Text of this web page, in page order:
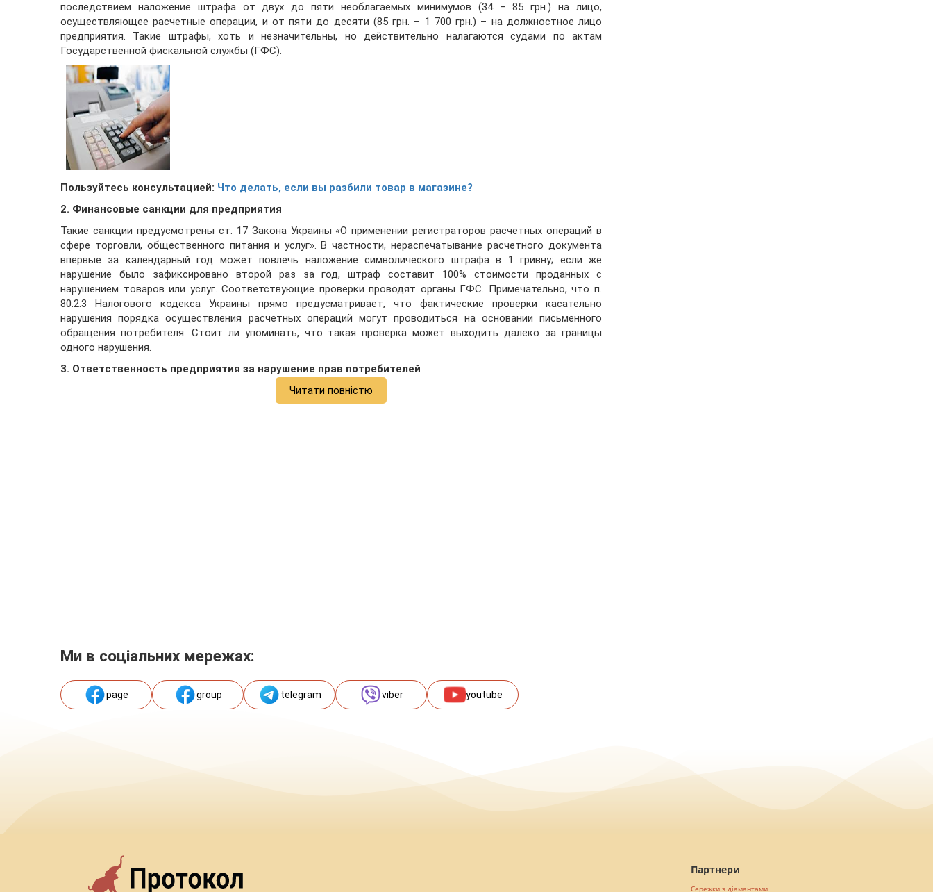
последствием наложение штрафа от двух до пяти необлагаемых минимумов (34 – 85 грн.) на лицо,
осуществляющее расчетные операции, и от пяти до десяти (85 грн. – 1 700 грн.) – на должностное лицо
предприятия. Такие штрафы, хоть и незначительны, но действительно налагаются судами по актам
Государственной фискальной службы (ГФС).
Пользуйтесь консультацией: Что делать, если вы разбили товар в магазине?
2. Финансовые санкции для предприятия
Такие санкции предусмотрены ст. 17 Закона Украины «О применении регистраторов расчетных операций в
сфере торговли, общественного питания и услуг». В частности, нераспечатывание расчетного документа
впервые за календарный год может повлечь наложение символического штрафа в 1 гривну; если же
нарушение было зафиксировано второй раз за год, штраф составит 100% стоимости проданных с
нарушением товаров или услуг. Соответствующие проверки проводят органы ГФС. Примечательно, что п.
80.2.3 Налогового кодекса Украины прямо предусматривает, что фактические проверки касательно
нарушения порядка осуществления расчетных операций могут проводиться на основании письменного
обращения потребителя. Стоит ли упоминать, что такая проверка может выходить далеко за границы
одного нарушения.
3. Ответственность предприятия за нарушение прав потребителей
Читати повністю
Ми в соціальних мережах:
page group telegram viber youtube
Партнери
Сережки з діамантами